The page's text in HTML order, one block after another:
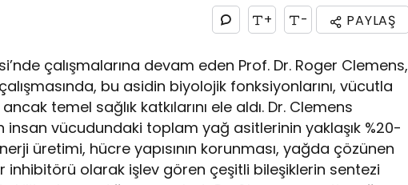
+ - PAYLAŞ
çalışmalarına devam eden Prof. Dr. Roger Clemens,
bu asidin biyolojik fonksiyonlarını, vücutla
temel sağlık katkılarını ele aldı. Dr. Clemens
insan vücudundaki toplam yağ asitlerinin yaklaşık %20-
üretimi, hücre yapısının korunması, yağda çözünen
olarak işlev gören çeşitli bileşiklerin sentezi